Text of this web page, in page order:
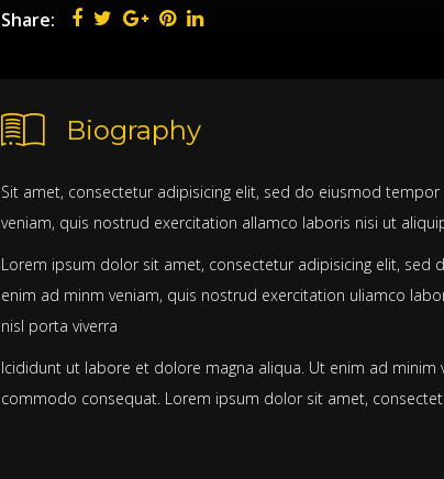
Share:
Biography
Sit amet, consectetur adipisicing elit, sed do eiusmod
veniam, quis nostrud exercitation allamco laboris nisi ut
Lorem ipsum dolor sit amet, consectetur adipisicing elit,
enim ad minm veniam, quis nostrud exercitation uliamco
nisl porta viverra
Icididunt ut labore et dolore magna aliqua. Ut enim ad
commodo consequat. Lorem ipsum dolor sit amet,